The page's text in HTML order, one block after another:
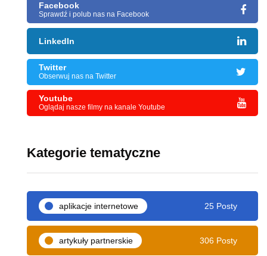
Facebook
Sprawdź i polub nas na Facebook
LinkedIn
Twitter
Obserwuj nas na Twitter
Youtube
Oglądaj nasze filmy na kanale Youtube
Kategorie tematyczne
aplikacje internetowe 25 Posty
artykuły partnerskie 306 Posty